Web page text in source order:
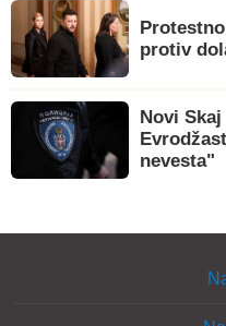
protiv
Novi
nevesta"